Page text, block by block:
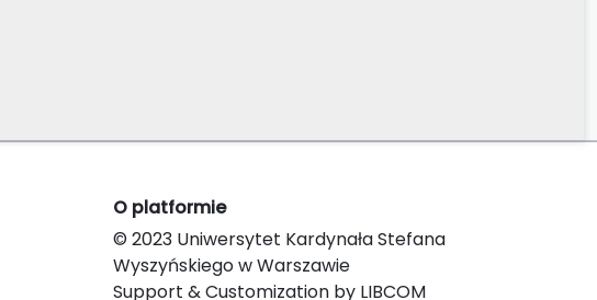
O platformie
© 2023 Uniwersytet Kardynała Stefana
Wyszyńskiego w Warszawie
Support & Customization by LIBCOM